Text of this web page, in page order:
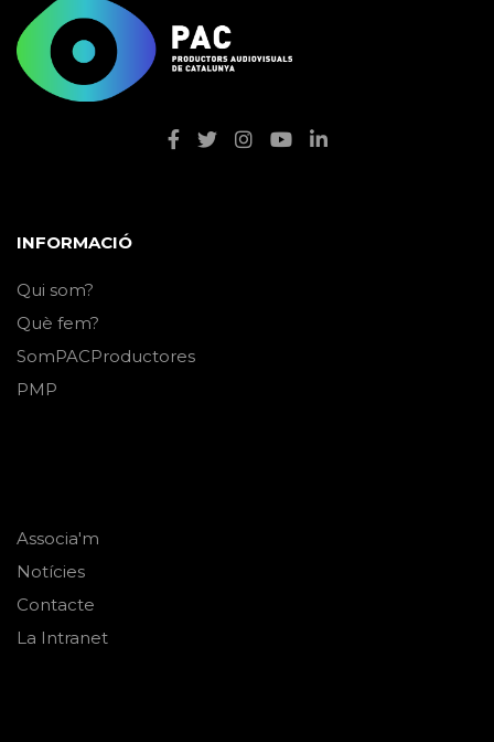
INFORMACIÓ
Qui som?
Què fem?
SomPACProductores
PMP
Associa'm
Notícies
Contacte
La Intranet